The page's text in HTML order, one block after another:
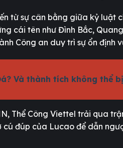
từ sự cân bằng giữa kỷ luật
cái tên như Đình Bắc,
Công an duy trì sự ổn định
Và thành tích không thể
Thể Công Viettel trải qua
cú đúp của Lucao để dẫn